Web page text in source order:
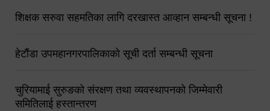
शिक्षक सरुवा सहमतिका लागि दरखास्त आव्हान सम्बन्धी सूचना !
हेटौंडा उपमहानगरपालिकाको सूची दर्ता सम्बन्धी सूचना
चुरियामाई सुरुङको संरक्षण तथा व्यवस्थापनको जिम्मेवारी
समितिलाई हस्तान्तरण